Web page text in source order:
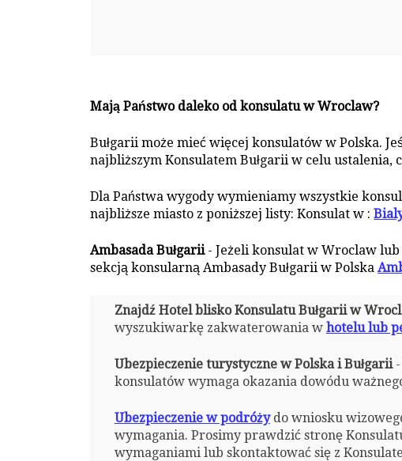
Mają Państwo daleko od konsulatu w Wroclaw?
Bułgarii może mieć więcej konsulatów w Polska.
najbliższym Konsulatem Bułgarii w celu ustalenia,
Dla Państwa wygody wymieniamy wszystkie
najbliższe miasto z poniższej listy: Konsulat w :
Ambasada Bułgarii- Jeżeli konsulat w Wroclaw lub
sekcją konsularną Ambasady Bułgarii w Polska
Znajdź Hotel blisko Konsulatu Bułgarii w
wyszukiwarkę zakwaterowania w hotelu lub
Ubezpieczenie turystyczne w Polska i Bułgarii-
konsulatów wymaga okazania dowódu
Ubezpieczenie w podróżydo wniosku
wymagania. Prosimy prawdzić stronę
wymaganiami lub skontaktować się z